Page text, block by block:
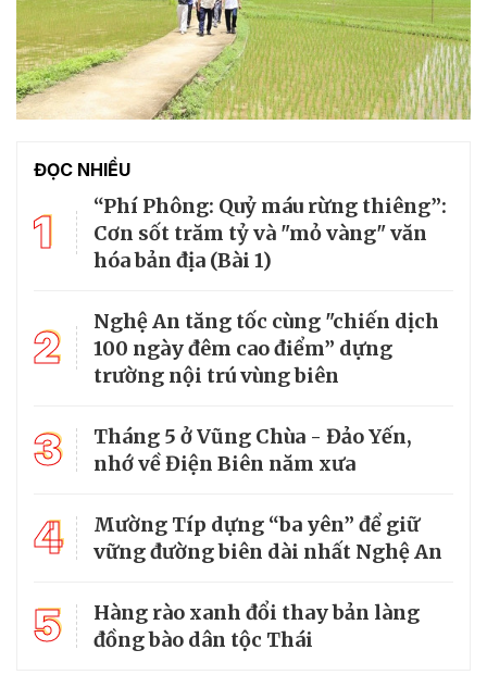
ĐỌC NHIỀU
1
“Phí Phông: Quỷ máu rừng thiêng”:
Cơn sốt trăm tỷ và "mỏ vàng" văn
hóa bản địa (Bài 1)
2
Nghệ An tăng tốc cùng "chiến dịch
100 ngày đêm cao điểm” dựng
trường nội trú vùng biên
3
Tháng 5 ở Vũng Chùa - Đảo Yến,
nhớ về Điện Biên năm xưa
4
Mường Típ dựng “ba yên” để giữ
vững đường biên dài nhất Nghệ An
5
Hàng rào xanh đổi thay bản làng
đồng bào dân tộc Thái